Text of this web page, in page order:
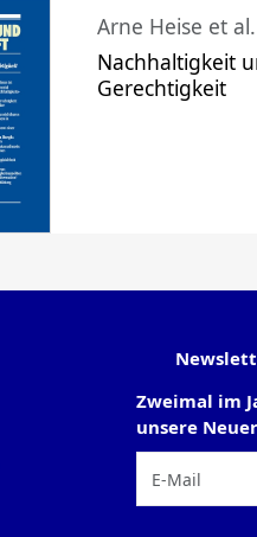
Arne Heise et al.
Nachhaltigkeit
Gerechtigkeit
Zweimal im
unsere